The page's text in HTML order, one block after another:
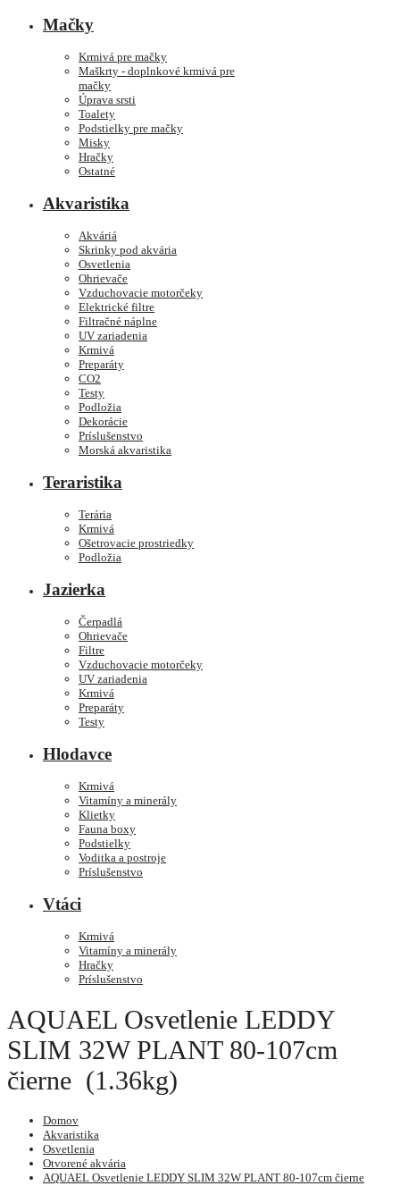
Mačky
Krmivá pre mačky
Maškrty - doplnkové krmivá pre
mačky
Úprava srsti
Toalety
Podstielky pre mačky
Misky
Hračky
Ostatné
Akvaristika
Akváriá
Skrinky pod akvária
Osvetlenia
Ohrievače
Vzduchovacie motorčeky
Elektrické filtre
Filtračné náplne
UV zariadenia
Krmivá
Preparáty
CO2
Testy
Podložia
Dekorácie
Príslušenstvo
Morská akvaristika
Teraristika
Terária
Krmivá
Ošetrovacie prostriedky
Podložia
Jazierka
Čerpadlá
Ohrievače
Filtre
Vzduchovacie motorčeky
UV zariadenia
Krmivá
Preparáty
Testy
Hlodavce
Krmivá
Vitamíny a minerály
Klietky
Fauna boxy
Podstielky
Voditka a postroje
Príslušenstvo
Vtáci
Krmivá
Vitamíny a minerály
Hračky
Príslušenstvo
AQUAEL Osvetlenie LEDDY
SLIM 32W PLANT 80-107cm
čierne (1.36kg)
Domov
Akvaristika
Osvetlenia
Otvorené akvária
AQUAEL Osvetlenie LEDDY SLIM 32W PLANT 80-107cm čierne